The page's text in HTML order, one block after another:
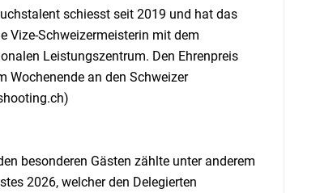
schiesst seit 2019 und hat das
Vize-Schweizermeisterin mit dem
Leistungszentrum. Den Ehrenpreis
Wochenende an den Schweizer
besonderen Gästen zählte unter anderem
2026, welcher den Delegierten